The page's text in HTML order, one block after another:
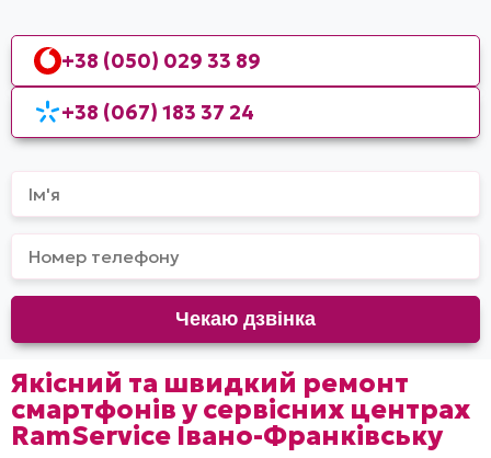
+38 (050) 029 33 89
+38 (067) 183 37 24
Якісний та швидкий ремонт
смартфонів у сервісних центрах
RamService Івано-Франківську